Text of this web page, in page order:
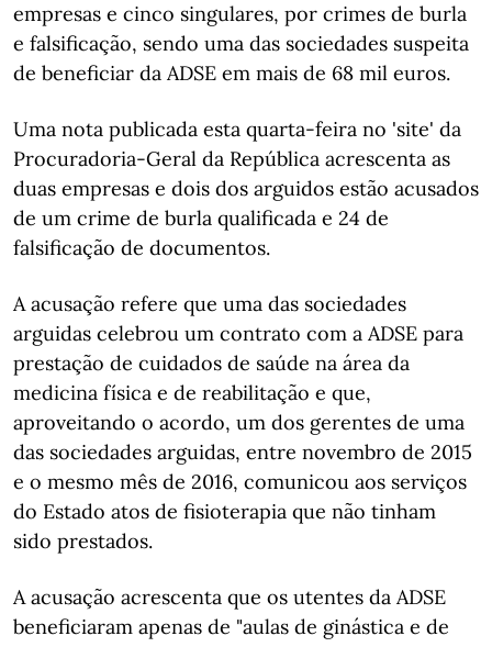
empresas e cinco singulares, por crimes de burla
e falsificação, sendo uma das sociedades suspeita
de beneficiar da ADSE em mais de 68 mil euros.
Uma nota publicada esta quarta-feira no 'site' da
Procuradoria-Geral da República acrescenta as
duas empresas e dois dos arguidos estão acusados
de um crime de burla qualificada e 24 de
falsificação de documentos.
A acusação refere que uma das sociedades
arguidas celebrou um contrato com a ADSE para
prestação de cuidados de saúde na área da
medicina física e de reabilitação e que,
aproveitando o acordo, um dos gerentes de uma
das sociedades arguidas, entre novembro de 2015
e o mesmo mês de 2016, comunicou aos serviços
do Estado atos de fisioterapia que não tinham
sido prestados.
A acusação acrescenta que os utentes da ADSE
beneficiaram apenas de "aulas de ginástica e de